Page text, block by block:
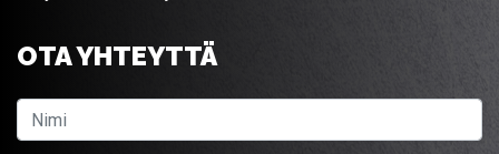
OTA YHTEYTTÄ